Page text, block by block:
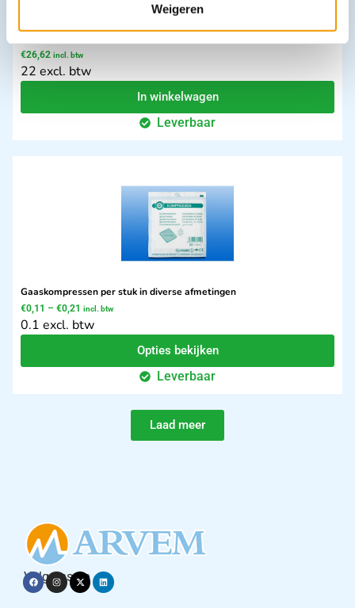
Weigeren
€26,62 incl. btw
22 excl. btw
In winkelwagen
Leverbaar
Gaaskompressen per stuk in diverse afmetingen
€0,11 – €0,21 incl. btw
0.1 excl. btw
Opties bekijken
Leverbaar
Laad meer
Volg ons op